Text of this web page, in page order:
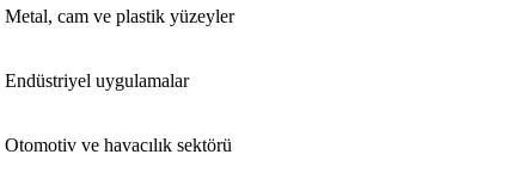
Metal, cam ve plastik yüzeyler
Endüstriyel uygulamalar
Otomotiv ve havacılık sektörü